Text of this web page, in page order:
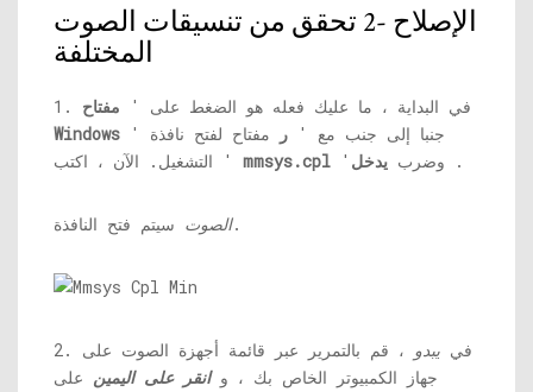
الإصلاح -2 تحقق من تنسيقات الصوت
المختلفة
1. في البداية ، ما عليك فعله هو الضغط على ' مفتاح
Windows
' جنبا إلى جنب مع ' ر
مفتاح لفتح نافذة
التشغيل. الآن ، اكتب ' mmsys.cpl 'وضرب يدخل .
الصوتسيتم فتح النافذة.
2. في يبدو ، قم بالتمرير عبر قائمة أجهزة الصوت على
جهاز الكمبيوتر الخاص بك ، وانقر على اليمين على